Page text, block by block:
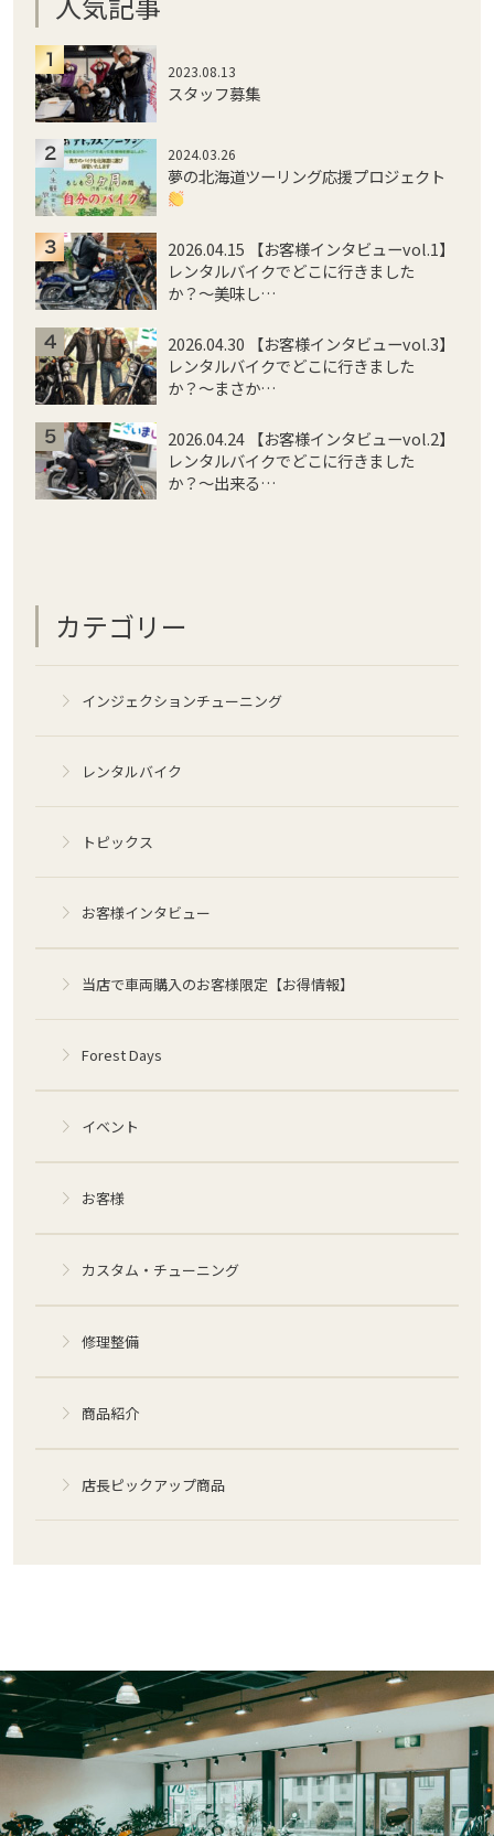
2023.08.13
スタッフ募集
2024.03.26
夢の北海道ツーリング応援プロジェクト
2026.04.15 【お客様インタビューvol.1】
レンタルバイクでどこに行きました
か？〜美味し…
2026.04.30 【お客様インタビューvol.3】
レンタルバイクでどこに行きました
か？〜まさか…
2026.04.24 【お客様インタビューvol.2】
レンタルバイクでどこに行きました
か？〜出来る…
カテゴリー
インジェクションチューニング
レンタルバイク
トピックス
お客様インタビュー
当店で車両購入のお客様限定【お得情報】
Forest Days
イベント
お客様
カスタム・チューニング
修理整備
商品紹介
店長ピックアップ商品